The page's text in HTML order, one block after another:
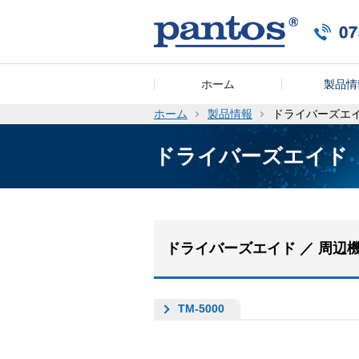
ホーム 製品
ドライバーズエイド
ホーム 製品情報 ドライバーズエ
ドライバーズエイド ／ 周辺
TM-5000